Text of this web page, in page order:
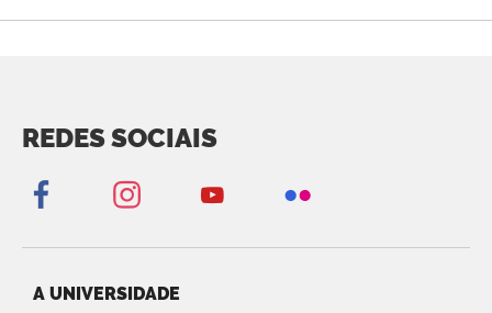
REDES SOCIAIS
A UNIVERSIDADE